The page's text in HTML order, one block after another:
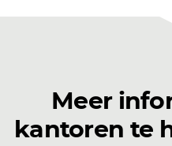
Meer
kantoren te